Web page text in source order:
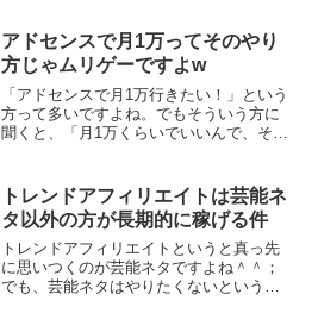
しい2つの知識・レバレッジをかけていく
べきについてご紹介し...
アドセンスで月1万ってそのやり
方じゃムリゲーですよw
「アドセンスで月1万行きたい！」という
方って多いですよね。でもそういう方に
聞くと、「月1万くらいでいいんで、その
がいるので、実際のところ、アドセンス
で月1万円というの...
トレンドアフィリエイトは芸能ネ
タ以外の方が長期的に稼げる件
トレンドアフィリエイトというと真っ先
に思いつくのが芸能ネタですよね＾＾；
でも、芸能ネタはやりたくないという方